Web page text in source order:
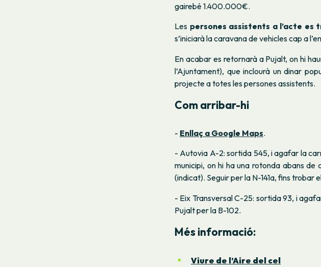
gairebé 1.400.000€.
Les persones assistents a l’acte es
s’iniciarà la caravana de vehicles cap a
En acabar es retornarà a Pujalt, on hi
l’Ajuntament), que inclourà un dinar
projecte a totes les persones assistents.
Com arribar-hi
- Enllaç a Google Maps.
- Autovia A-2: sortida 545, i agafar la
municipi, on hi ha una rotonda abans
(indicat). Seguir per la N-141a, fins trobar
- Eix Transversal C-25: sortida 93, i
Pujalt per la B-102.
Més informació:
Viure de l’Aire del cel